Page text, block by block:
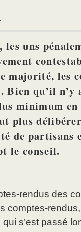
les uns
majorité, les
Bien qu’il n’y
minimum en
plus
de partisans
le conseil.
rendus des
comptes-
s’est passé